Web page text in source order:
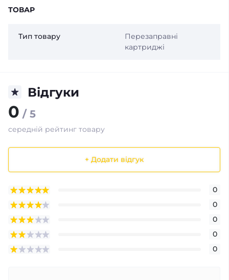
ТОВАР
Тип товару
Перезаправні
картриджі
Відгуки
0 / 5
середній рейтинг товару
+ Додати відгук
0
0
0
0
0